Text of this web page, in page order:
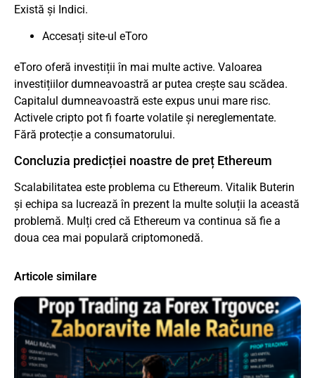
Există și Indici.
Accesați site-ul eToro
eToro oferă investiții în mai multe active. Valoarea
investițiilor dumneavoastră ar putea crește sau scădea.
Capitalul dumneavoastră este expus unui mare risc.
Activele cripto pot fi foarte volatile și nereglementate.
Fără protecție a consumatorului.
Concluzia predicției noastre de preț Ethereum
Scalabilitatea este problema cu Ethereum. Vitalik Buterin
și echipa sa lucrează în prezent la multe soluții la această
problemă. Mulți cred că Ethereum va continua să fie a
doua cea mai populară criptomonedă.
Articole similare